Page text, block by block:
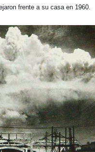
frente a su casa en 1960.